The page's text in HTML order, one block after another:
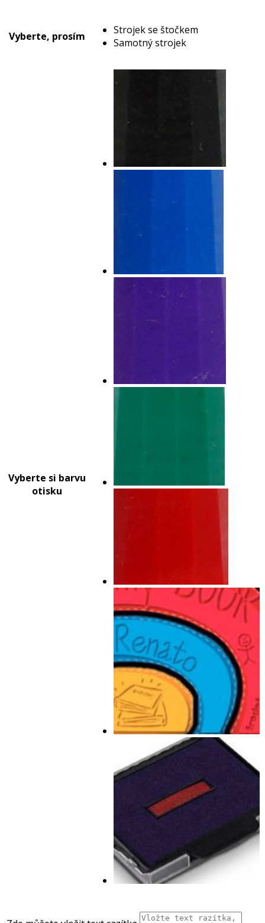
Vyberte, prosím
Strojek se štočkem
Samotný strojek
Vyberte si barvu
otisku